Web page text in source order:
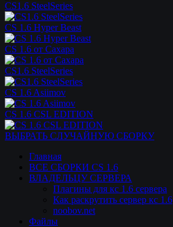
CS1.6 SteelSeries
CS 1.6 Hyper Beast
CS 1.6 от Сахара
CS1.6 SteelSeries
CS 1.6 Asiimov
CS 1.6 CSL EDITION
ВЫБРАТЬ СЛУЧАЙНУЮ СБОРКУ
Главная
ВСЕ СБОРКИ CS 1.6
ВЛАДЕЛЬЦУ СЕРВЕРА
Плагины для кс 1.6 сервера
Как раскрутить сервер кс 1.6
noobov.net
Файлы